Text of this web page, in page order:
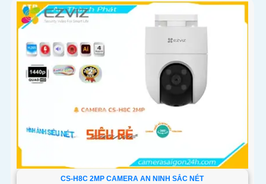
CS-H8C 2MP CAMERA AN NINH SẮC NÉT